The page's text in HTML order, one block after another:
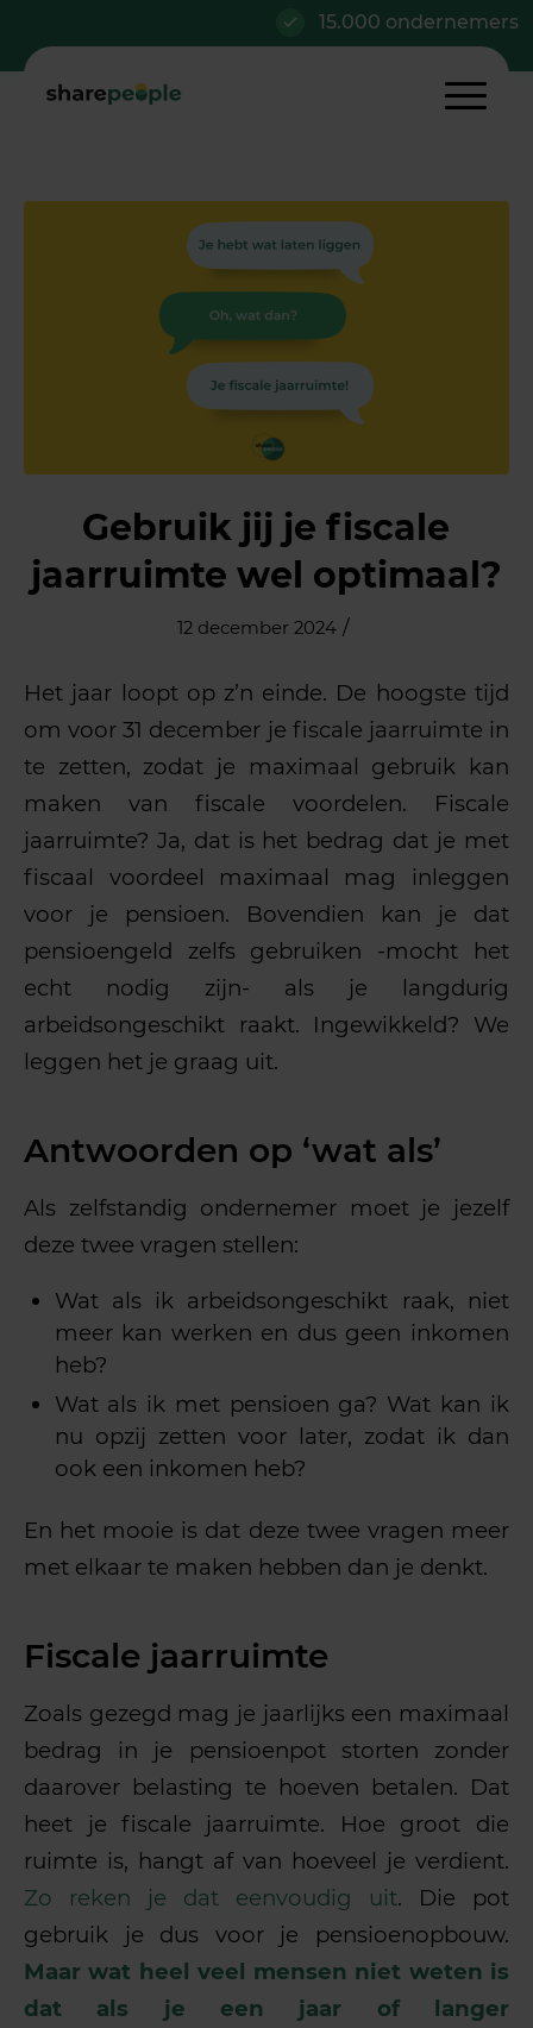
15.000 ondernemers
Gebruik jij je fiscale
jaarruimte wel optimaal?
12 december 2024 /
Het jaar loopt op z’n einde. De hoogste tijd
om voor 31 december je fiscale jaarruimte in
te zetten, zodat je maximaal gebruik kan
maken van fiscale voordelen. Fiscale
jaarruimte? Ja, dat is het bedrag dat je met
fiscaal voordeel maximaal mag inleggen
voor je pensioen. Bovendien kan je dat
pensioengeld zelfs gebruiken -mocht het
echt nodig zijn- als je langdurig
arbeidsongeschikt raakt. Ingewikkeld? We
leggen het je graag uit.
Antwoorden op ‘wat als’
Als zelfstandig ondernemer moet je jezelf
deze twee vragen stellen:
Wat als ik arbeidsongeschikt raak, niet
meer kan werken en dus geen inkomen
heb?
Wat als ik met pensioen ga? Wat kan ik
nu opzij zetten voor later, zodat ik dan
ook een inkomen heb?
En het mooie is dat deze twee vragen meer
met elkaar te maken hebben dan je denkt.
Fiscale jaarruimte
Zoals gezegd mag je jaarlijks een maximaal
bedrag in je pensioenpot storten zonder
daarover belasting te hoeven betalen. Dat
heet je fiscale jaarruimte. Hoe groot die
ruimte is, hangt af van hoeveel je verdient.
Zo reken je dat eenvoudig uit. Die pot
gebruik je dus voor je pensioenopbouw.
Maar wat heel veel mensen niet weten is
dat als je een jaar of langer